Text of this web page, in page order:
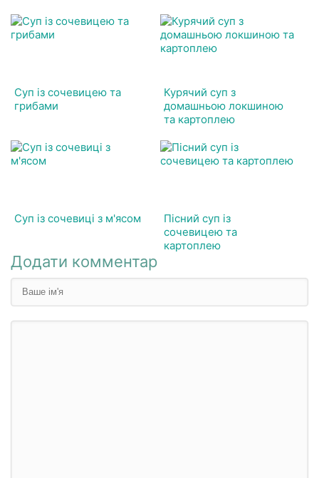
Суп із сочевицею та
грибами
Курячий суп з
домашньою локшиною
та картоплею
Суп із сочевиці з м'ясом
Пісний суп із
сочевицею та
картоплею
Додати комментар